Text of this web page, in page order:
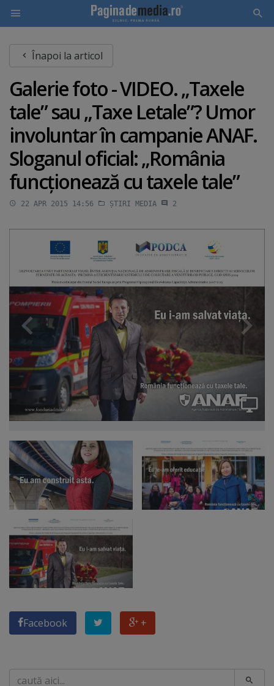
main
content
Înapoi la articol
Galerie foto - VIDEO. „Taxele
tale” sau „Taxe Letale”? Umor
involuntar în campanie ANAF.
Sloganul oficial: „România
funcţionează cu taxele tale”
22 APR 2015 14:56 ȘTIRI MEDIA 2
Facebook +
Caută